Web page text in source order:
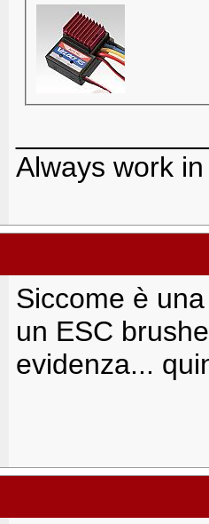
Always work
Siccome è
un ESC
evidenza...